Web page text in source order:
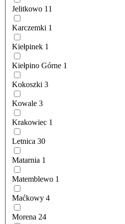
Jelitkowo 11
Karczemki 1
Kiełpinek 1
Kiełpino Górne 1
Kokoszki 3
Kowale 3
Krakowiec 1
Letnica 30
Matarnia 1
Matemblewo 1
Maćkowy 4
Morena 24